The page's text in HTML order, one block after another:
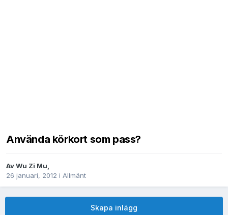
Använda körkort som pass?
AvWu Zi Mu,
26 januari, 2012 i Allmänt
Skapa inlägg